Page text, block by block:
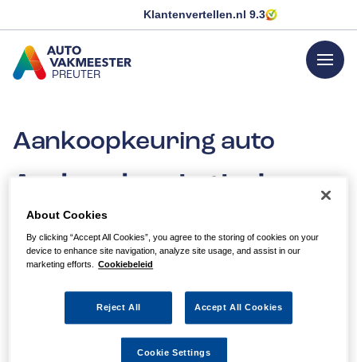
Klantenvertellen.nl 9.3
PREUTER menu
Aankoopkeuring auto
Aankoopkeuring in de
buurt
Bent u op zoek naar een betrouwbaar en onafhankelijk
servicepunt waar u een auto kan laten keuren voordat u
zeker weten dat de auto goed is gecheckt op gebreken?
Laat een aankoopkeuring door ons uitvoeren.
About Cookies
By clicking “Accept All Cookies”, you agree to the storing of cookies on your
device to enhance site navigation, analyze site usage, and assist in our
marketing efforts.
Cookiebeleid
Reject All Accept All Cookies
Cookie Settings